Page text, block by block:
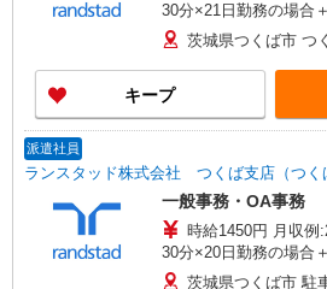
30分×21日勤務の場合
※交通費実費支給／当
茨城県つくば市 つ
キープ
派遣社員
ランスタッド株式会社 つくば支店（つく
一般事務・OA事務
時給1450円 月収例
30分×20日勤務の場合
※交通費実費支給／当
茨城県つくば市 駐